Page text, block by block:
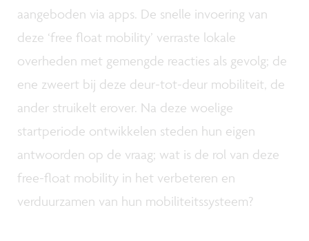
aangeboden via apps. De snelle invoering van
deze ‘free float mobility’ verraste lokale
overheden met gemengde reacties als gevolg; de
ene zweert bij deze deur-tot-deur mobiliteit, de
ander struikelt erover. Na deze woelige
startperiode ontwikkelen steden hun eigen
antwoorden op de vraag; wat is de rol van deze
free-float mobility in het verbeteren en
verduurzamen van hun mobiliteitssysteem?